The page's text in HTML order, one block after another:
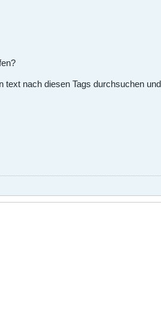
nach diesen Tags durchsuchen